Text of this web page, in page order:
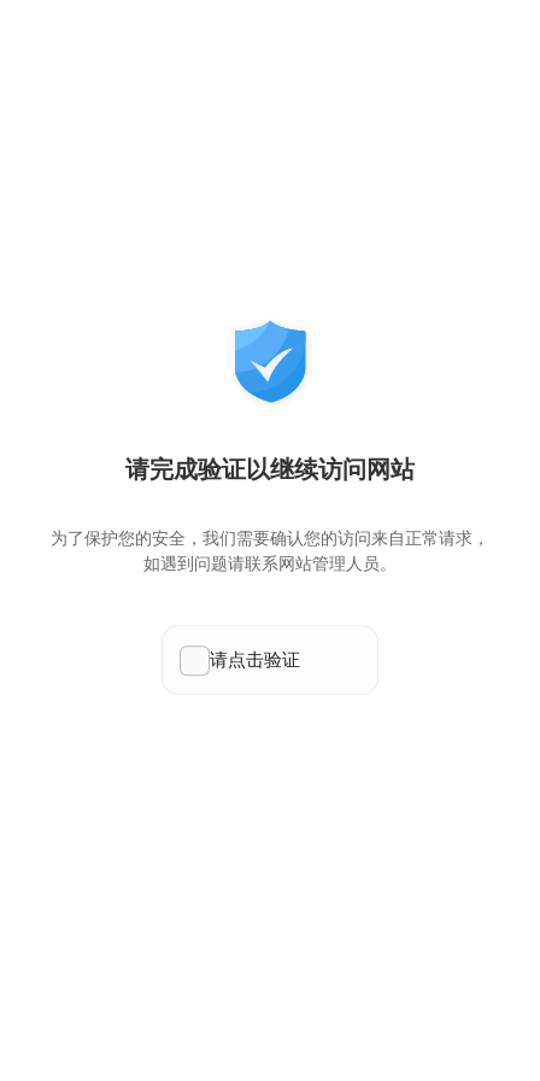
请完成验证以继续访问网站
为了保护您的安全，我们需要确认您的访问来自正常请求，
如遇到问题请联系网站管理人员。